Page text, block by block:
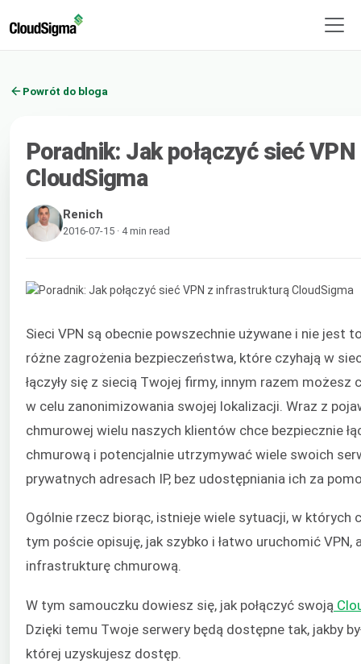
Powrót do bloga
Poradnik: Jak połączyć sieć
CloudSigma
Renich
2016-07-15 · 4 min read
Sieci VPN są obecnie powszechnie używane i nie jest
różne zagrożenia bezpieczeństwa, które czyhają w
łączyły się z siecią Twojej firmy, innym razem możesz
w celu zanonimizowania swojej lokalizacji. Wraz z
chmurowej wielu naszych klientów chce bezpiecznie
chmurową i potencjalnie utrzymywać wiele swoich
prywatnych adresach IP, bez udostępniania ich za
Ogólnie rzecz biorąc, istnieje wiele sytuacji, w których
tym poście opisuję, jak szybko i łatwo uruchomić VPN,
infrastrukturę chmurową.
W tym samouczku dowiesz się, jak połączyć swoją
Dzięki temu Twoje serwery będą dostępne tak, jakby
której uzyskujesz dostęp.